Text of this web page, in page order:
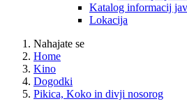
Katalog informacij
Lokacija
Nahajate se
Home
Kino
Dogodki
Pikica, Koko in divji nosorog